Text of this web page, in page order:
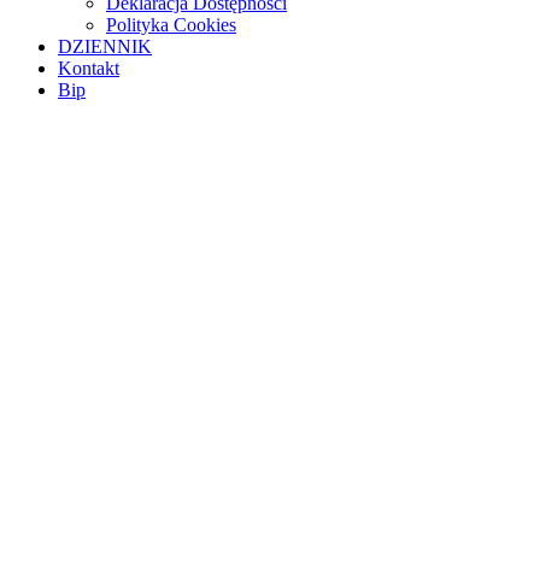
Polityka Cookies
DZIENNIK
Kontakt
Bip